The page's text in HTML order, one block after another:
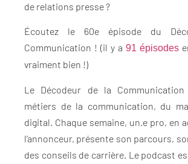
de relations presse ?
Écoutez le 60e épisode du
Communication ! (il y a 91 épisodes
vraiment bien !)
Le Décodeur de la
métiers de la communication, du
digital. Chaque semaine, un.e pro, en
l’annonceur, présente son parcours,
des conseils de carrière. Le podcast